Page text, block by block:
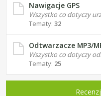
Nawigacje GPS
Wszystko co dotyczy
Tematy: 32
Odtwarzacze MP3/
Wszystko co dotyczy
Tematy: 25